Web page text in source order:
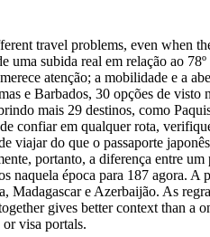
travel problems, even when
uma subida real em relação ao
atenção; a mobilidade e a
e Barbados, 30 opções de
mais 29 destinos, como
confiar em qualquer rota,
viajar do que o passaporte
portanto, a diferença entre
naquela época para 187 agora.
Madagascar e Azerbaijão. As
gives better context than a
visa portals.